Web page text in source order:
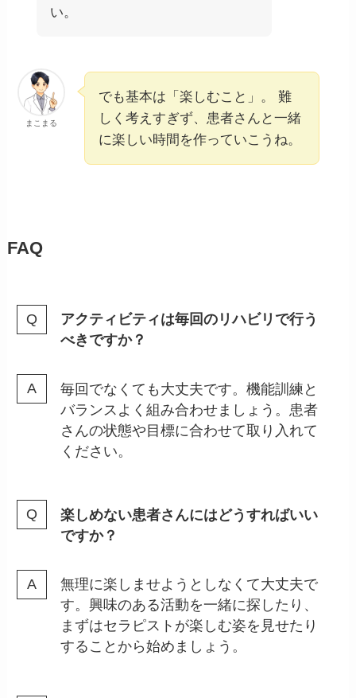
い。
まこまる
でも基本は「楽しむこと」。 難
しく考えすぎず、患者さんと一緒
に楽しい時間を作っていこうね。
FAQ
アクティビティは毎回のリハビリで行う
べきですか？
毎回でなくても大丈夫です。機能訓練と
バランスよく組み合わせましょう。患者
さんの状態や目標に合わせて取り入れて
ください。
楽しめない患者さんにはどうすればいい
ですか？
無理に楽しませようとしなくて大丈夫で
す。興味のある活動を一緒に探したり、
まずはセラピストが楽しむ姿を見せたり
することから始めましょう。